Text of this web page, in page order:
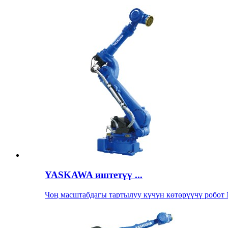
YASKAWA иштетүү ...
Чоң масштабдагы тартылуу күчүн көтөрүүчү